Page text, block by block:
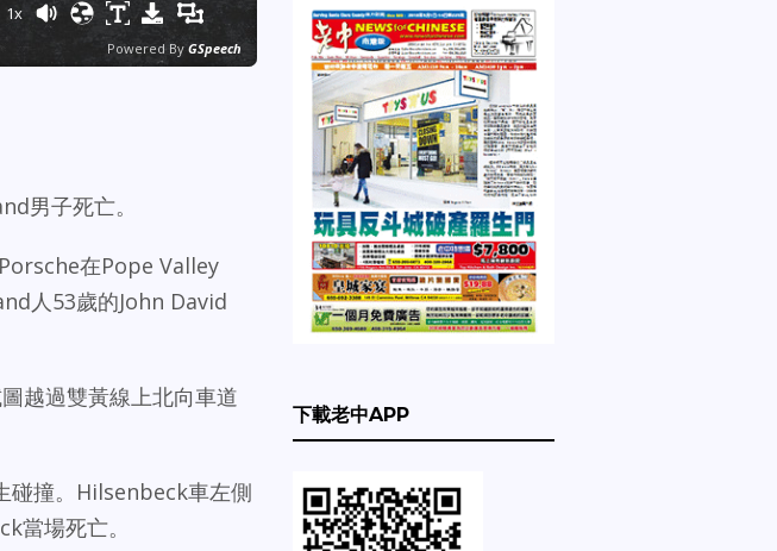
1x
Powered By GSpeech
男子死亡。
在Pope Valley
人53歲的John David
越過雙黃線上北向車道
碰撞。Hilsenbeck車左側
當場死亡。
下載老中APP